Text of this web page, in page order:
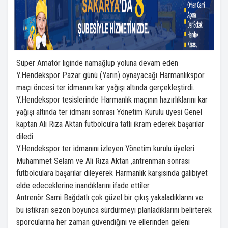
Süper Amatör liginde namağlup yoluna devam eden
Y.Hendekspor Pazar günü (Yarın) oynayacağı Harmanlıkspor
maçı öncesi ter idmanını kar yağışı altında gerçekleştirdi.
Y.Hendekspor tesislerinde Harmanlık maçının hazırlıklarını kar
yağışı altında ter idmanı sonrası Yönetim Kurulu üyesi Genel
kaptan Ali Rıza Aktan futbolculra tatlı ikram ederek başarılar
diledi.
Y.Hendekspor ter idmanını izleyen Yönetim kurulu üyeleri
Muhammet Selam ve Ali Rıza Aktan ,antrenman sonrası
futbolculara başarılar dileyerek Harmanlık karşısında galibiyet
elde edeceklerine inandıklarını ifade ettiler.
Antrenör Sami Bağdatlı çok güzel bir çıkış yakaladıklarını ve
bu istikrarı sezon boyunca sürdürmeyi planladıklarını belirterek
sporcularına her zaman güvendiğini ve ellerinden geleni